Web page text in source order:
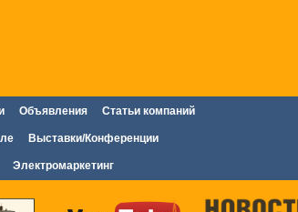
Объявления Статьи компаний
Выставки/Конференции
Электромаркетинг